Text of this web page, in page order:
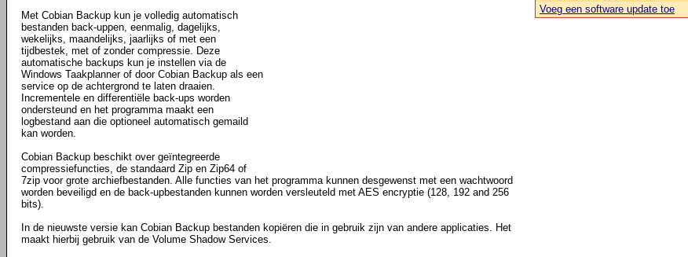
Met Cobian Backup kun je volledig automatisch
bestanden back-uppen, eenmalig, dagelijks,
wekelijks, maandelijks, jaarlijks of met een
tijdbestek, met of zonder compressie. Deze
automatische backups kun je instellen via de
Windows Taakplanner of door Cobian Backup als een
service op de achtergrond te laten draaien.
Incrementele en differentiële back-ups worden
ondersteund en het programma maakt een
logbestand aan die optioneel automatisch gemaild
kan worden.
Cobian Backup beschikt over geïntegreerde
compressiefuncties, de standaard Zip en Zip64 of
7zip voor grote archiefbestanden. Alle functies van het programma kunnen desgewenst met een wachtwoord
worden beveiligd en de back-upbestanden kunnen worden versleuteld met AES encryptie (128, 192 and 256
bits).
In de nieuwste versie kan Cobian Backup bestanden kopiëren die in gebruik zijn van andere applicaties. Het
maakt hierbij gebruik van de Volume Shadow Services.
Voeg een software update toe